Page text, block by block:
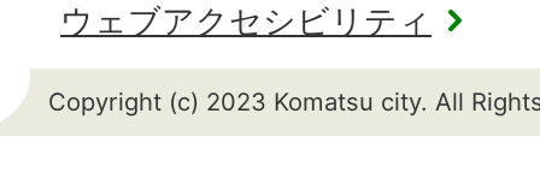
ウェブアクセシビリティ
Copyright (c) 2023 Komatsu city. All